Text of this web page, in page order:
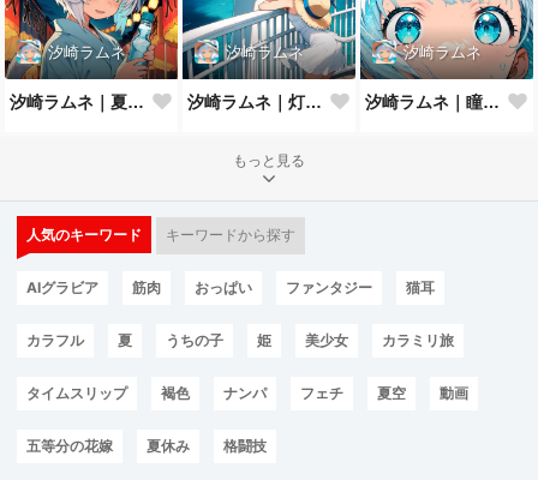
汐崎ラムネ
汐崎ラムネ｜夏祭りの夜
汐崎ラムネ
汐崎ラムネ｜灯台の風
汐崎ラムネ
汐崎ラムネ｜瞳にうつる夏の海
もっと見る
人気のキーワード キーワードから探す
AIグラビア 筋肉 おっぱい ファンタジー 猫耳
カラフル 夏 うちの子 姫 美少女 カラミリ旅
タイムスリップ 褐色 ナンパ フェチ 夏空 動画
五等分の花嫁 夏休み 格闘技